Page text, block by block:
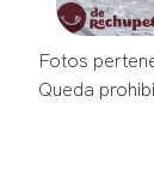
Fotos
Queda